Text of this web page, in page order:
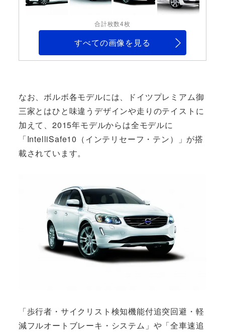
合計枚数4枚
すべての画像を見る
なお、ボルボ各モデルには、ドイツプレミアム御
三家とはひと味違うデザインや走りのテイストに
加えて、2015年モデルからは全モデルに
「IntelliSafe10（インテリセーフ・テン）」が搭
載されています。
「歩行者・サイクリスト検知機能付追突回避・軽
減フルオートブレーキ・システム」や「全車速追